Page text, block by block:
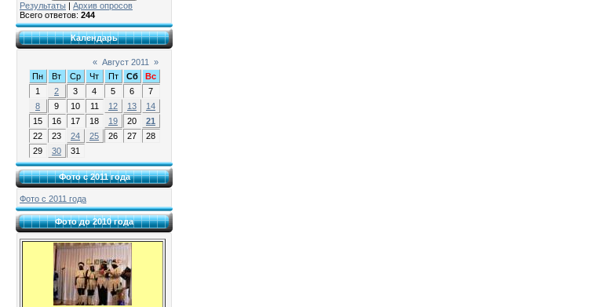
Результаты
Архив опросов
Всего ответов: 244
Календарь
« Август 2011 »
Пн
Вт Ср Чт Пт Сб
Вс
1
2 3 4 5 6
7
8
9 10 11 12 13
14
15
16 17 18 19 20
21
22
23 24 25 26 27
28
29
30 31
Фото с 2011 года
Фото с 2011 года
Фото до 2010 года